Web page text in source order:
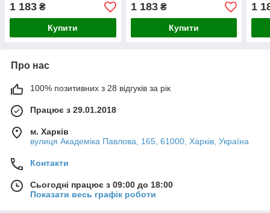
1 183 ₴
Купити
1 183₴
Купити
1
Про нас
100% позитивних з 28 відгуків за рік
Працює з 29.01.2018
м. Харків
вулиця Академіка Павлова, 165, 61000, Харків, Україна
Контакти
Сьогодні працює з 09:00 до 18:00
Показати весь графік роботи